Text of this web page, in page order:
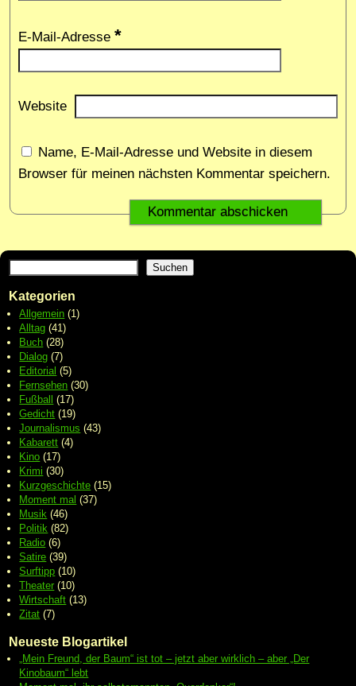
E-Mail-Adresse *
Website
Name, E-Mail-Adresse und Website in diesem
Browser für meinen nächsten Kommentar speichern.
Suchen
Kategorien
Allgemein (1)
Alltag (41)
Buch (28)
Dialog (7)
Editorial (5)
Fernsehen (30)
Fußball
(17)
Gedicht (19)
Journalismus (43)
Kabarett (4)
Kino (17)
Krimi (30)
Kurzgeschichte (15)
Moment mal (37)
Musik (46)
Politik (82)
Radio (6)
Satire (39)
Surftipp (10)
Theater (10)
Wirtschaft (13)
Zitat (7)
Neueste Blogartikel
„Mein Freund, der Baum“ ist tot – jetzt aber wirklich – aber „Der
Kinobaum“ lebt